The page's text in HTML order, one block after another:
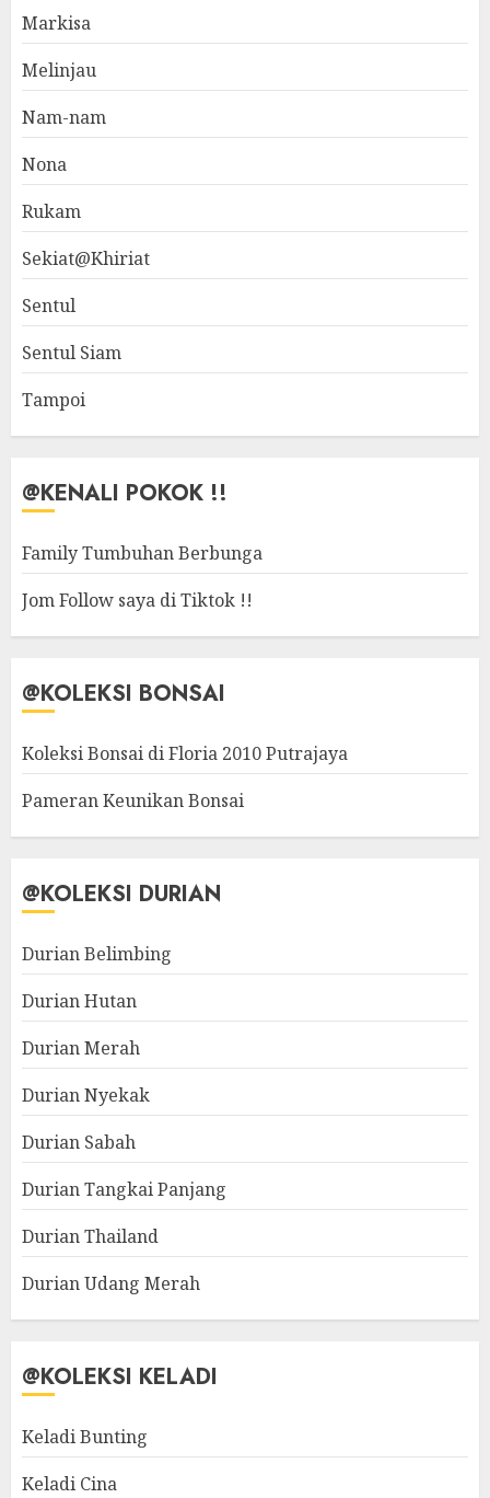
Markisa
Melinjau
Nam-nam
Nona
Rukam
Sekiat@Khiriat
Sentul
Sentul Siam
Tampoi
@KENALI POKOK !!
Family Tumbuhan Berbunga
Jom Follow saya di Tiktok !!
@KOLEKSI BONSAI
Koleksi Bonsai di Floria 2010 Putrajaya
Pameran Keunikan Bonsai
@KOLEKSI DURIAN
Durian Belimbing
Durian Hutan
Durian Merah
Durian Nyekak
Durian Sabah
Durian Tangkai Panjang
Durian Thailand
Durian Udang Merah
@KOLEKSI KELADI
Keladi Bunting
Keladi Cina